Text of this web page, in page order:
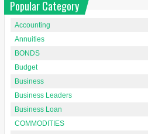
Popular Category
Accounting
Annuities
BONDS
Budget
Business
Business Leaders
Business Loan
COMMODITIES